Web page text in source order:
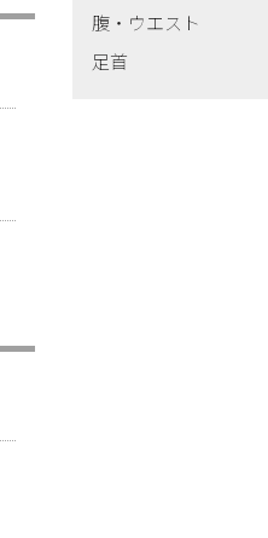
腹・ウエスト
足首